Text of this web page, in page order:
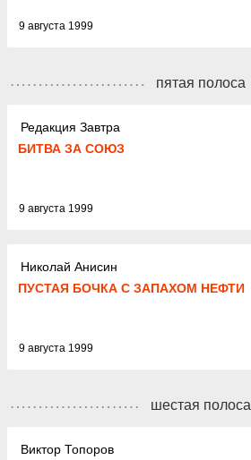
9 августа 1999
пятая полоса
Редакция Завтра
БИТВА ЗА СОЮЗ
9 августа 1999
Николай Анисин
ПУСТАЯ БОЧКА С ЗАПАХОМ НЕФТИ
9 августа 1999
шестая полоса
Виктор Топоров